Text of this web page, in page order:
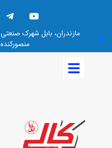
مازندران، بابل شهرک صنعتی
منصورکنده